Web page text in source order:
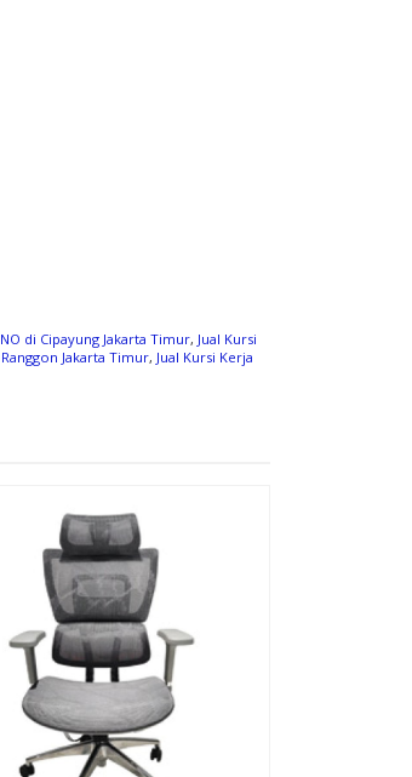
di Cipayung Jakarta Timur, Jual Kursi
Jakarta Timur, Jual Kursi Kerja